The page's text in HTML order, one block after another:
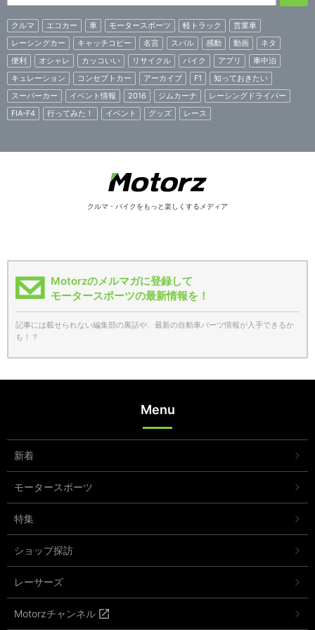
クルマ エコカー 車 モータースポーツ 軽トラック
営業車
レーシングカー
キャッチコピー 名言 スバル 感動 動画
ネタ
便利
オシャレ カッコいい リサイクル バイク アプリ
車中泊
キュレーション
コンセプトカー アーカイブ F1
知っておきたい
スーパーカー
イベント情報 2016 ジムカーナ
レーシングドライバー
FIA-F4
行ってみた！ イベント グッズ レース
クルマ・バイクをもっと楽しくするメディア
Motorzのメルマガに登録して
モータースポーツの最新情報を！
記事には載せられない編集部の裏話や、最新の自動車パーツ情報が入手できるか
も！？
Menu
新着
モータースポーツ
特集
ショップ探訪
レーサーズ
Motorzチャンネル